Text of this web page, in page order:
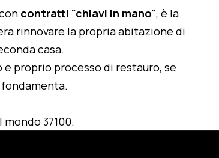
contratti "chiavi in mano", è la
rinnovare la propria abitazione di
casa.
proprio processo di restauro, se
37100.